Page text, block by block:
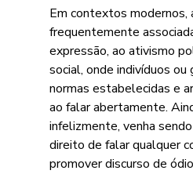
Em contextos modernos,
frequentemente
expressão, ao ativismo
social, onde indivíduos ou
normas estabelecidas e
ao falar abertamente.
infelizmente, venha
direito de falar qualquer
promover discurso de